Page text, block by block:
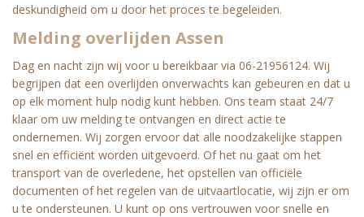
deskundigheid om u door het proces te begeleiden.
Melding overlijden Assen
Dag en nacht zijn wij voor u bereikbaar via 06-21956124. Wij
begrijpen dat een overlijden onverwachts kan gebeuren en dat u
op elk moment hulp nodig kunt hebben. Ons team staat 24/7
klaar om uw melding te ontvangen en direct actie te
ondernemen. Wij zorgen ervoor dat alle noodzakelijke stappen
snel en efficiënt worden uitgevoerd. Of het nu gaat om het
transport van de overledene, het opstellen van officiële
documenten of het regelen van de uitvaartlocatie, wij zijn er om
u te ondersteunen. U kunt op ons vertrouwen voor snelle en